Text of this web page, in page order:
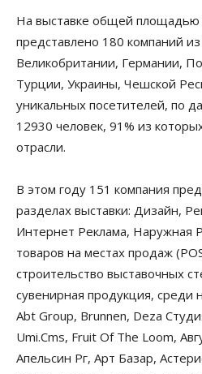
На выставке общей площадью
представлено 180 компаний
Великобритании, Германии,
Турции, Украины, Чешской
уникальных посетителей, по
12930 человек, 91% из
отрасли.
В этом году 151 компания
разделах выставки: Дизайн,
Интернет Реклама, Наружная
товаров на местах продаж
строительство выставочных
сувенирная продукция, среди
Abt Group, Brunnen, Deza
Umi.Cms, Fruit Of The Loom,
Апельсин Рг, Арт Базар,